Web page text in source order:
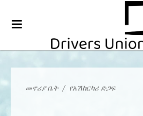
መኖሪያ ቤት / የአሽከርካሪ ድጋፍ